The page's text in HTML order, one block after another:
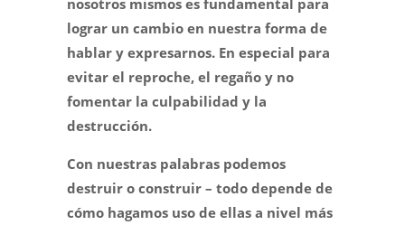
lograr un cambio en nuestra forma de
hablar y expresarnos. En especial para
evitar el reproche, el regaño y no
fomentar la culpabilidad y la
destrucción.
Con nuestras palabras podemos
destruir o construir – todo depende de
cómo hagamos uso de ellas a nivel más